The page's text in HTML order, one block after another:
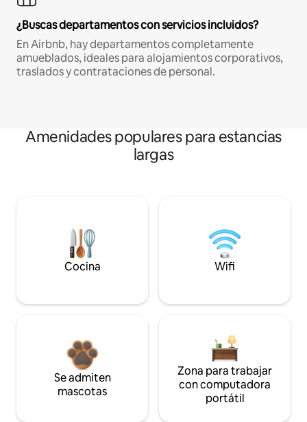
¿Buscas departamentos con servicios incluidos?
En Airbnb, hay departamentos completamente
amueblados, ideales para alojamientos corporativos,
traslados y contrataciones de personal.
Amenidades populares para estancias
largas
Cocina Wifi
Se admiten
mascotas
Zona para trabajar
con computadora
portátil